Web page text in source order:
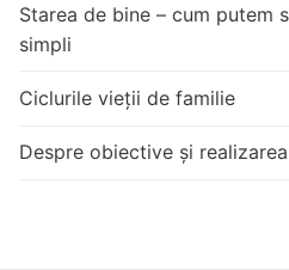
Starea de bine – cum putem
simpli
Ciclurile vieții de familie
Despre obiective și